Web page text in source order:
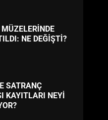
NE DEĞİŞTİ?
SATRANÇ
KAYITLARI NEYİ